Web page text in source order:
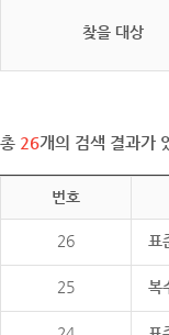
찾을 대상
총 26개의 검색 결과가
번호
26 표
25 복